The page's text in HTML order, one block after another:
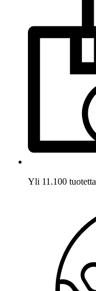
Yli 11.100 tuotetta